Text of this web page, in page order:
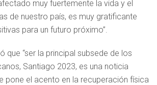
muy fuertemente la vida y el
de nuestro país, es muy gratificante
para un futuro próximo”.
que “ser la principal subsede de los
Santiago 2023, es una noticia
pone el acento en la recuperación física